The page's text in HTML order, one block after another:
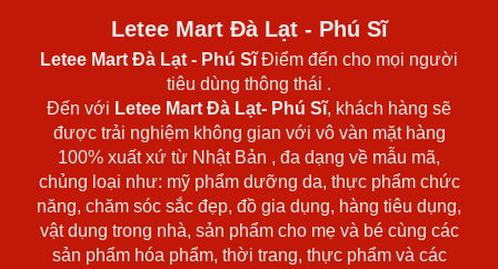
Letee Mart Đà Lạt - Phú Sĩ
Letee Mart Đà Lạt - Phú SĩĐiểm đến cho mọi người
tiêu dùng thông thái .
Đến với Letee Mart Đà Lạt- Phú Sĩ, khách hàng sẽ
được trải nghiệm không gian với vô vàn mặt hàng
100% xuất xứ từ Nhật Bản , đa dạng về mẫu mã,
chủng loại như: mỹ phẩm dưỡng da, thực phẩm chức
năng, chăm sóc sắc đẹp, đồ gia dụng, hàng tiêu dụng,
vật dụng trong nhà, sản phẩm cho mẹ và bé cùng các
sản phẩm hóa phẩm, thời trang, thực phẩm và các